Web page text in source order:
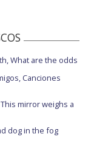
What are the odds
Canciones
mirror weighs a
dog in the fog